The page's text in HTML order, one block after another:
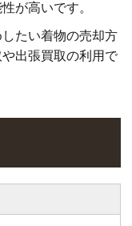
が高いです。
たい着物の売却方
出張買取の利用で